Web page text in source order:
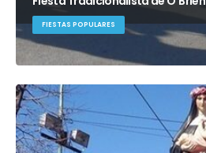
FIESTAS POPULARES